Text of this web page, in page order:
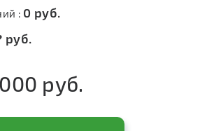
: 0 руб.
руб.
руб.